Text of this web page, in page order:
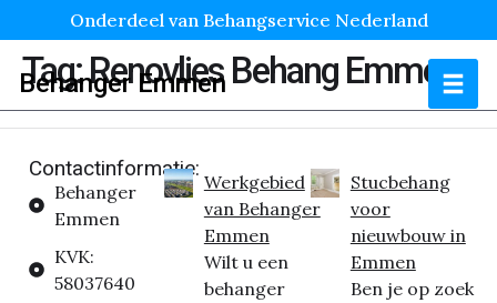
Onderdeel van Behangservice Nederland
Behanger Emmen
Tag:Renovlies Behang Emmen
Contactinformatie:
Behanger
Emmen
KVK:
58037640
Werkgebied
van Behanger
Emmen
Wilt u een
behanger
Stucbehang
voor
nieuwbouw in
Emmen
Ben je op zoek